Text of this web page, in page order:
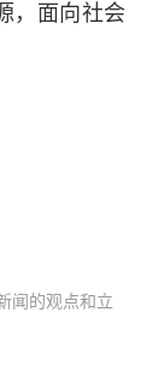
，面向社会
闻的观点和立